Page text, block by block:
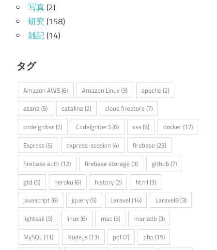
写真(2)
研究(158)
雑記(14)
タグ
Amazon AWS(6) Amazon Linux(3) apache (2)
asana (5) catalina (2) cloud firestore (7)
codeigniter (5) CodeIgniter3(6) css(6) docker (17)
Express(5) express-session (4) firebase (23)
firebase auth (12) firebase storage (3) github (7)
gtd (5) heroku (6) history(2) html (3)
javascript(6) jquery(5) Laravel (14) Laravel8(3)
lightsail (3) linux(6) mac (5) mariadb (3)
MySQL(11) Node.js(13) pdf(7) php(15)